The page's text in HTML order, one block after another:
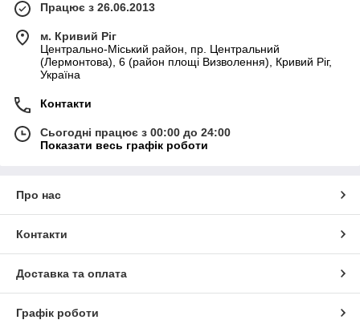
Працює з 26.06.2013
м. Кривий Ріг
Центрально-Міський район, пр. Центральний
(Лермонтова), 6 (район площі Визволення), Кривий Ріг,
Україна
Контакти
Сьогодні працює з 00:00 до 24:00
Показати весь графік роботи
Про нас
Контакти
Доставка та оплата
Графік роботи